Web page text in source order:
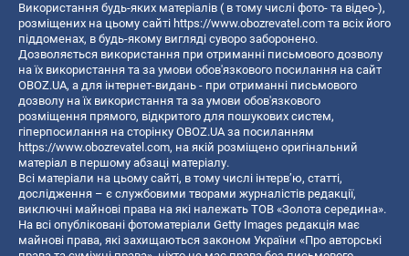
Використання будь-яких матеріалів ( в тому числі фото- та відео-),
розміщених на цьому сайті https://www.obozrevatel.com та всіх його
піддоменах, в будь-якому вигляді суворо заборонено.
Дозволяється використання при отриманні письмового дозволу
на їх використання та за умови обов'язкового посилання на сайт
OBOZ.UA, а для інтернет-видань - при отриманні письмового
дозволу на їх використання та за умови обов'язкового
розміщення прямого, відкритого для пошукових систем,
гіперпосилання на сторінку OBOZ.UA за посиланням
https://www.obozrevatel.com, на якій розміщено оригінальний
матеріал в першому абзаці матеріалу.
Всі матеріали на цьому сайті, в тому числі інтерв’ю, статті,
дослідження – є службовими творами журналістів редакції,
виключні майнові права на які належать ТОВ «Золота середина».
На всі опубліковані фотоматеріали Getty Images редакція має
майнові права, які захищаються законом України «Про авторські